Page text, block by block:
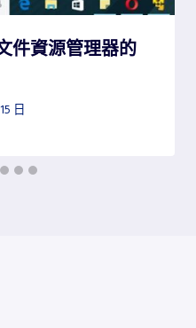
件資源管理器的
日